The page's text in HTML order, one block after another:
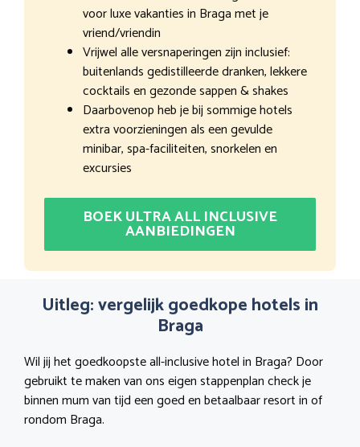
voor luxe vakanties in Braga met je
vriend/vriendin
Vrijwel alle versnaperingen zijn inclusief:
buitenlands gedistilleerde dranken, lekkere
cocktails en gezonde sappen & shakes
Daarbovenop heb je bij sommige hotels
extra voorzieningen als een gevulde
minibar, spa-faciliteiten, snorkelen en
excursies
BOEK ULTRA ALL INCLUSIVE
AANBIEDINGEN
Uitleg: vergelijk goedkope hotels in
Braga
Wil jij het goedkoopste all-inclusive hotel in Braga? Door
gebruikt te maken van ons eigen stappenplan check je
binnen mum van tijd een goed en betaalbaar resort in of
rondom Braga.